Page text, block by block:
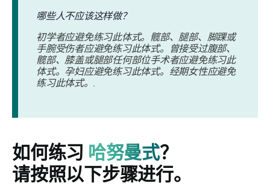
哪些人不应该这样做？
初学者应避免练习此体式。髋部、腿部、脚踝或
手腕受伤者应避免练习此体式。曾接受过腹部、
髋部、膝盖或腿部任何部位手术者应避免练习此
体式。孕妇应避免练习此体式。经期女性应避免
练习此体式。.
如何练习 哈努曼式？
请按照以下步骤进行。